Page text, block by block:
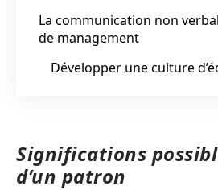
La communication non
de management
Développer une culture
Significations
d’un patron